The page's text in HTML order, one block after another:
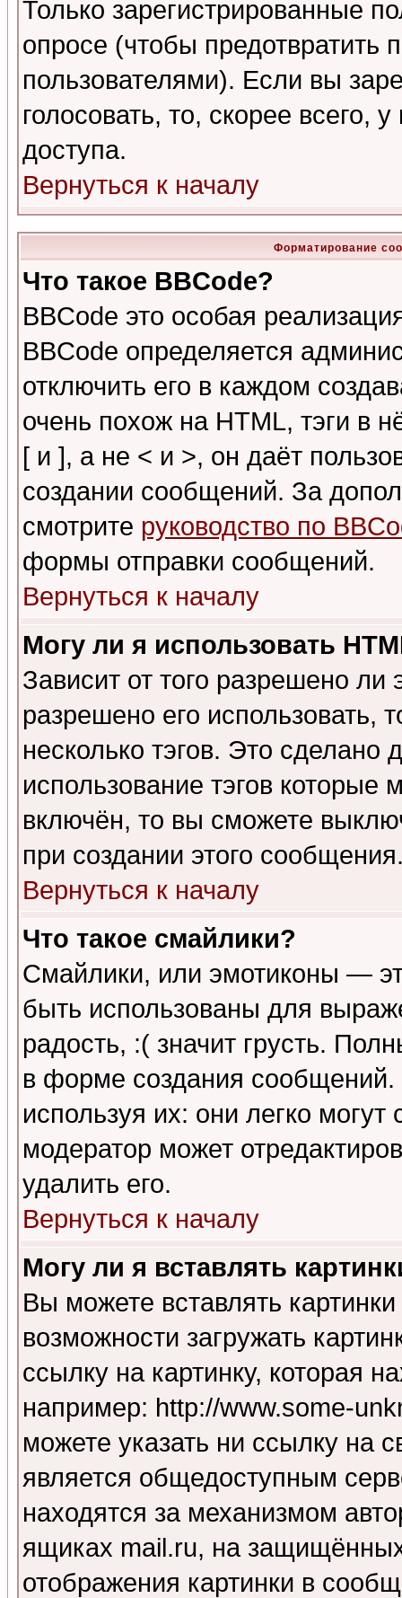
Только зарегистрированные
опросе (чтобы предотвратить
пользователями). Если вы
голосовать, то, скорее всего,
доступа.
Вернуться к началу
Форматирование
Что такое BBCode?
BBCode это особая
BBCode определяется
отключить его в каждом
очень похож на HTML, тэги в
[ и ], а не < и >, он даёт
создании сообщений. За
смотрите руководство по
формы отправки сообщений.
Вернуться к началу
Могу ли я использовать
Зависит от того разрешено
разрешено его использовать,
несколько тэгов. Это сделано
использование тэгов
включён, то вы сможете
при создании этого
Вернуться к началу
Что такое смайлики?
Смайлики, или эмотиконы —
быть использованы для
радость, :( значит грусть.
в форме создания сообщений.
используя их: они легко
модератор может
удалить его.
Вернуться к началу
Могу ли я вставлять
Вы можете вставлять
возможности загружать
ссылку на картинку, которая
например: http://www.some-
можете указать ни ссылку на
является общедоступным
находятся за механизмом
ящиках mail.ru, на
отображения картинки в